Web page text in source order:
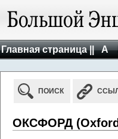
Главная страница || А
ПОИСК
ОКСФОРД